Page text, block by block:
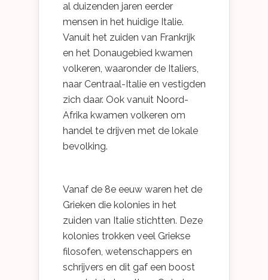
al duizenden jaren eerder
mensen in het huidige Italie.
Vanuit het zuiden van Frankrijk
en het Donaugebied kwamen
volkeren, waaronder de Italiers,
naar Centraal-Italie en vestigden
zich daar. Ook vanuit Noord-
Afrika kwamen volkeren om
handel te drijven met de lokale
bevolking.
Vanaf de 8e eeuw waren het de
Grieken die kolonies in het
zuiden van Italie stichtten. Deze
kolonies trokken veel Griekse
filosofen, wetenschappers en
schrijvers en dit gaf een boost